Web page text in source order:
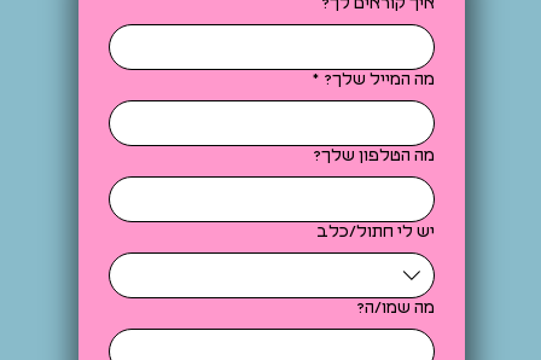
מה המייל שלך? *
מה הטלפון שלך?
יש לי חתול/כלב
מה שמו/ה?